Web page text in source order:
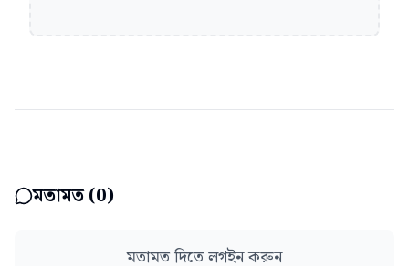
মতামত (0)
মতামত দিতে লগইন করুন